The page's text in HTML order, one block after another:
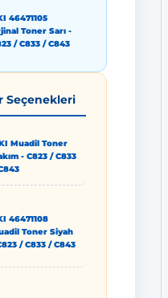
46471105
Toner Sarı -
/ C833 / C843
Seçenekleri
Muadil Toner
- C823 / C833
46471108
Toner Siyah
/ C833 / C843